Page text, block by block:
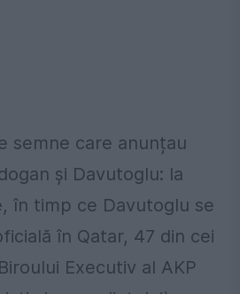
semne care anunțau
și Davutoglu: la
în timp ce Davutoglu se
în Qatar, 47 din cei
Executiv al AKP